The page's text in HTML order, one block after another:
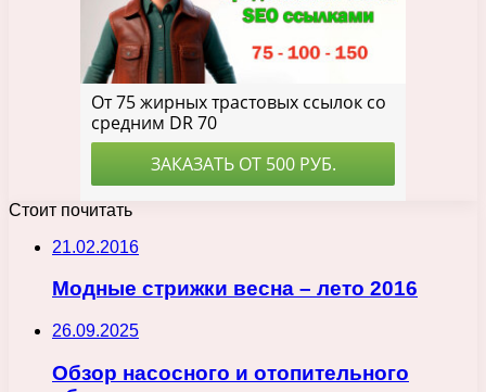
Стоит почитать
21.02.2016
Модные стрижки весна – лето 2016
26.09.2025
Обзор насосного и отопительного